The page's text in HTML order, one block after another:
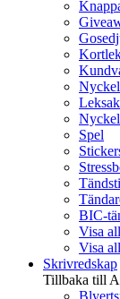
Spel
BIC-
Visa
Visa
Skrivredskap
Tillbaka till